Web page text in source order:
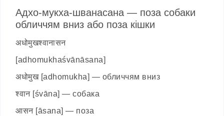
Адхо-мукха-шванасана — поза собаки
обличчям вниз або поза кішки
अधोमुखश्वानासन
[adhomukhaśvānāsana]
अधोमुख [adhomukha] — обличчям вниз
श्वान [śvāna] — собака
आसन [āsana] — поза